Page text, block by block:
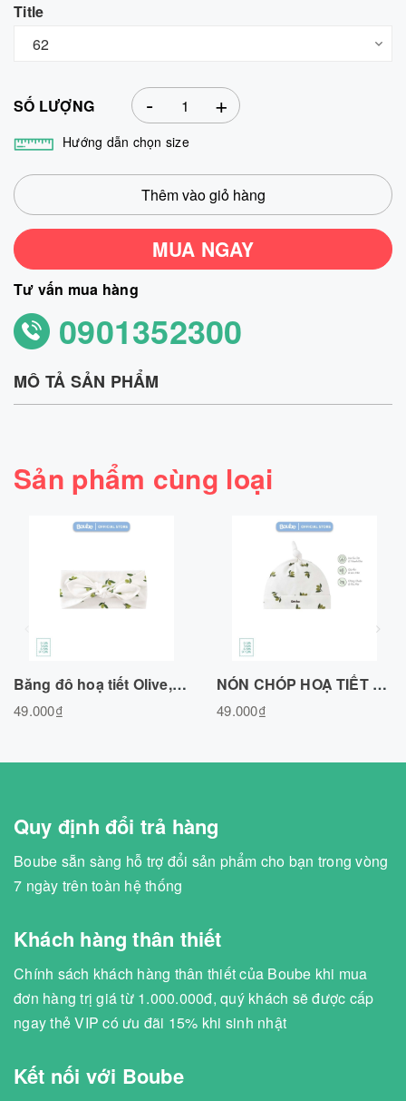
Title
SỐ LƯỢNG +
-
Hướng dẫn chọn size
Thêm vào giỏ hàng
MUA NGAY
Tư vấn mua hàng
0901352300
MÔ TẢ SẢN PHẨM
Sản phẩm cùng loại
Băng đô hoạ tiết Olive, chất liệu cotton tự nhiên Freesize
49.000₫
NÓN CHÓP HOẠ TIẾT OLIVE CHẤT LIỆU COTTON TỰ NHIÊN
49.000₫
Quy định đổi trả hàng
Boube sẵn sàng hỗ trợ đổi sản phẩm cho bạn trong vòng
7 ngày trên toàn hệ thống
Khách hàng thân thiết
Chính sách khách hàng thân thiết của Boube khi mua
đơn hàng trị giá từ 1.000.000đ, quý khách sẽ được cấp
ngay thẻ VIP có ưu đãi 15% khi sinh nhật
Kết nối với Boube